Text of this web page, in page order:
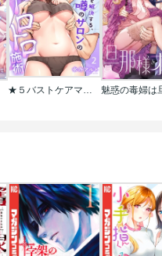
★５バストケアマッサージをはじめます～あなたの悩みを解決する、噂のサロンのトロトロ施術